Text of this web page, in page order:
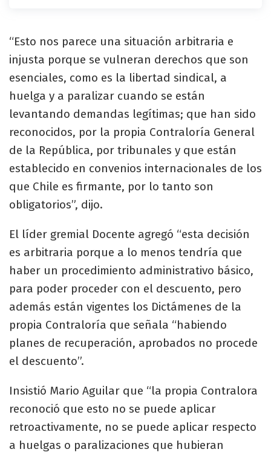
“Esto nos parece una situación arbitraria e
injusta porque se vulneran derechos que son
esenciales, como es la libertad sindical, a
huelga y a paralizar cuando se están
levantando demandas legítimas; que han sido
reconocidos, por la propia Contraloría General
de la República, por tribunales y que están
establecido en convenios internacionales de los
que Chile es firmante, por lo tanto son
obligatorios”, dijo.
El líder gremial Docente agregó “esta decisión
es arbitraria porque a lo menos tendría que
haber un procedimiento administrativo básico,
para poder proceder con el descuento, pero
además están vigentes los Dictámenes de la
propia Contraloría que señala “habiendo
planes de recuperación, aprobados no procede
el descuento”.
Insistió Mario Aguilar que “la propia Contralora
reconoció que esto no se puede aplicar
retroactivamente, no se puede aplicar respecto
a huelgas o paralizaciones que hubieran